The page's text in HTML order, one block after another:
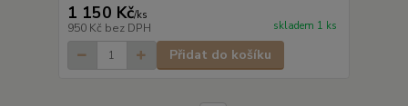
1 150 Kč/ks
950 Kč bez DPH skladem 1 ks
Přidat do košíku